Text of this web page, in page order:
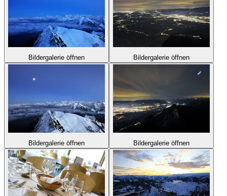
Bildergalerie öffnen Bildergalerie öffnen
Bildergalerie öffnen Bildergalerie öffnen